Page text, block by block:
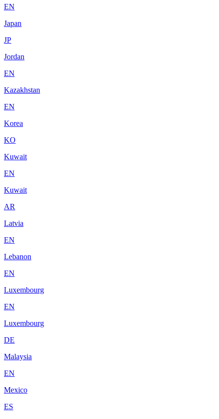
EN
Japan
JP
Jordan
EN
Kazakhstan
EN
Korea
KO
Kuwait
EN
Kuwait
AR
Latvia
EN
Lebanon
EN
Luxembourg
EN
Luxembourg
DE
Malaysia
EN
Mexico
ES